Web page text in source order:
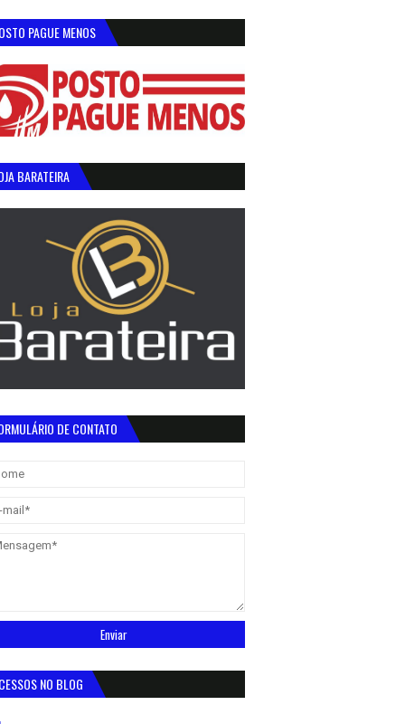
PAGUE MENOS
BARATEIRA
DE CONTATO
NO BLOG